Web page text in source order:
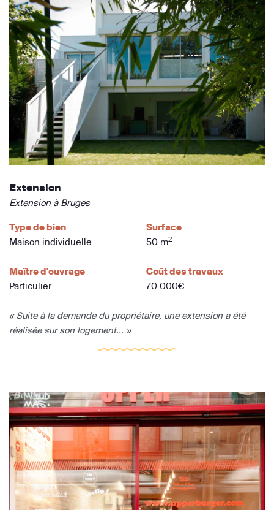
Extension
Extension à Bruges
Type de bien
Maison individuelle
Surface
50 m2
Maître d'ouvrage
Particulier
Coût des travaux
70 000€
« Suite à la demande du propriétaire, une extension a été
réalisée sur son logement... »